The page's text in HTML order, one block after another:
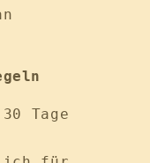
Tage